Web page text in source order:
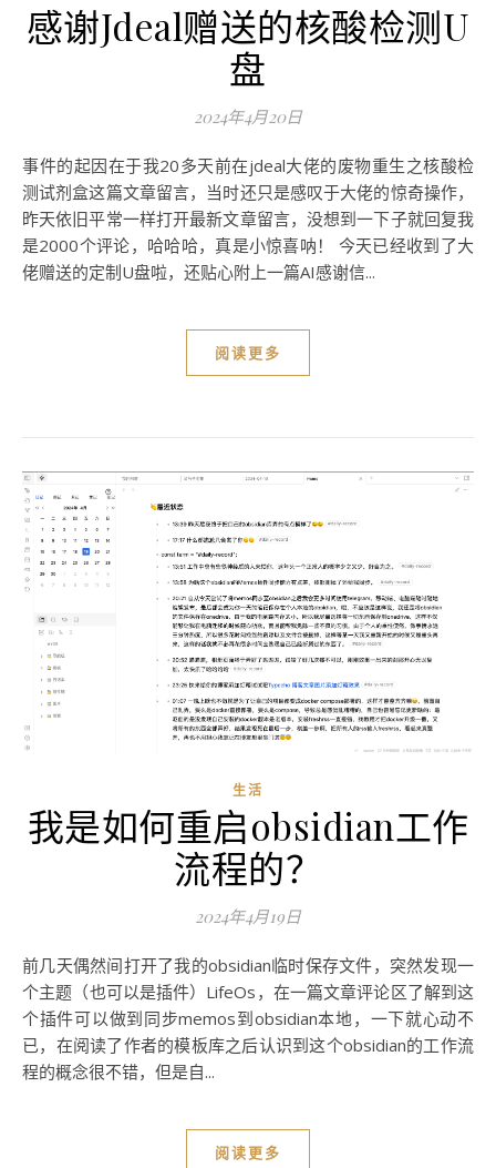
感谢Jdeal赠送的核酸检测U
盘
2024年4月20日
事件的起因在于我20多天前在jdeal大佬的废物重生之核酸检
测试剂盒这篇文章留言，当时还只是感叹于大佬的惊奇操作，
昨天依旧平常一样打开最新文章留言，没想到一下子就回复我
是2000个评论，哈哈哈，真是小惊喜呐！ 今天已经收到了大
佬赠送的定制U盘啦，还贴心附上一篇AI感谢信...
阅读更多
生活
我是如何重启obsidian工作
流程的？
2024年4月19日
前几天偶然间打开了我的obsidian临时保存文件，突然发现一
个主题（也可以是插件）LifeOs，在一篇文章评论区了解到这
个插件可以做到同步memos到obsidian本地，一下就心动不
已，在阅读了作者的模板库之后认识到这个obsidian的工作流
程的概念很不错，但是自...
阅读更多